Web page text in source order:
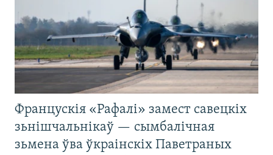
Францускія «Рафалі» замест савецкіх
зьнішчальнікаў — сымбалічная
зьмена ўва ўкраінскіх Паветраных